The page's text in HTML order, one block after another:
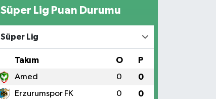
Süper Lig Puan Durumu
Süper Lig
Takım O P
Amed 0 0
Erzurumspor FK 0 0